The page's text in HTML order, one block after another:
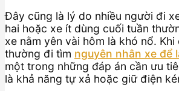
Đây cũng là lý do nhiều người đi
hai hoặc xe ít dùng cuối tuần
xe nằm yên vài hôm là khó nổ.
thường đi tìm nguyên nhân xe để
một trong những đáp án cần ưu
là khả năng tự xả hoặc giữ điện